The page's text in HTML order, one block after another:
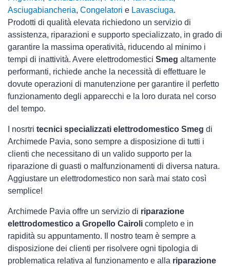
Asciugabiancheria, Congelatori e Lavasciuga.
Prodotti di qualità elevata richiedono un servizio di
assistenza, riparazioni e supporto specializzato, in grado di
garantire la massima operatività, riducendo al minimo i
tempi di inattività. Avere elettrodomestici Smeg altamente
performanti, richiede anche la necessità di effettuare le
dovute operazioni di manutenzione per garantire il perfetto
funzionamento degli apparecchi e la loro durata nel corso
del tempo.
I nosrtri tecnici specializzati elettrodomestico Smeg di
Archimede Pavia, sono sempre a disposizione di tutti i
clienti che necessitano di un valido supporto per la
riparazione di guasti o malfunzionamenti di diversa natura.
Aggiustare un elettrodomestico non sarà mai stato così
semplice!
Archimede Pavia offre un servizio di riparazione
elettrodomestico a Gropello Cairoli completo e in
rapidità su appuntamento. Il nostro team è sempre a
disposizione dei clienti per risolvere ogni tipologia di
problematica relativa al funzionamento e alla riparazione